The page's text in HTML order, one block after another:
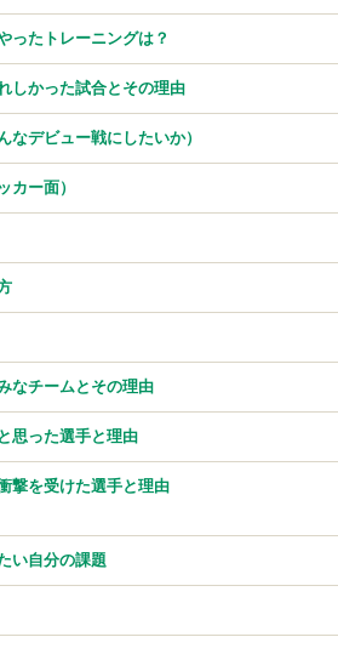
ったトレーニングは？
しかった試合とその理由
なデビュー戦にしたいか）
カー面）
なチームとその理由
思った選手と理由
撃を受けた選手と理由
い自分の課題